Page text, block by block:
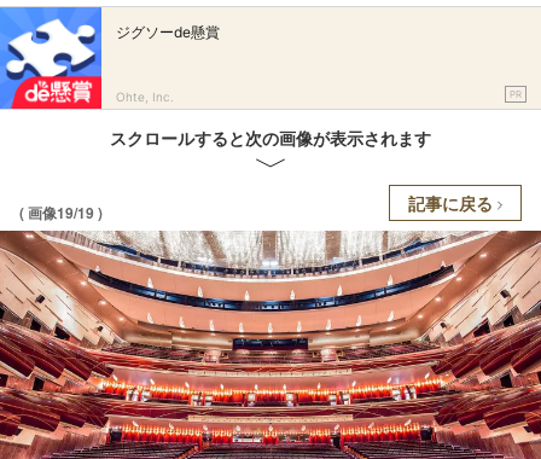
ジグソーde懸賞
Ohte, Inc. PR
スクロールすると次の画像が表示されます
( 画像19/19 ) 記事に戻る